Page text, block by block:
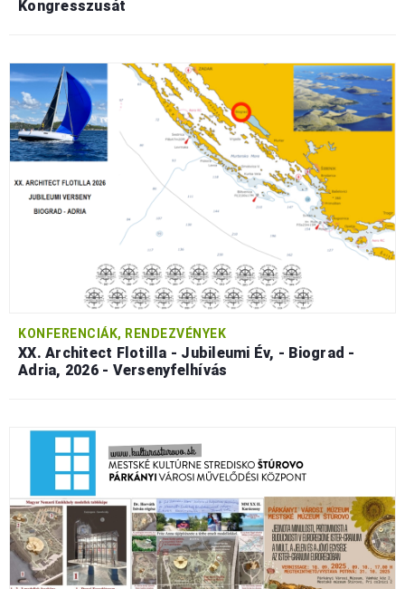
Kongresszusát
KONFERENCIÁK, RENDEZVÉNYEK
XX. Architect Flotilla - Jubileumi Év, - Biograd -
Adria, 2026 - Versenyfelhívás